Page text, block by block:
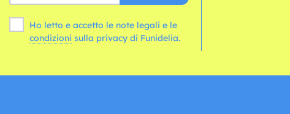
Ho letto e accetto le note legali e le
condizioni sulla privacy di Funidelia.